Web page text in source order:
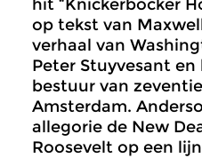
hit “Knickerbocker
op tekst van
verhaal van
Peter Stuyvesant
bestuur van
Amsterdam.
allegorie de New
Roosevelt op een